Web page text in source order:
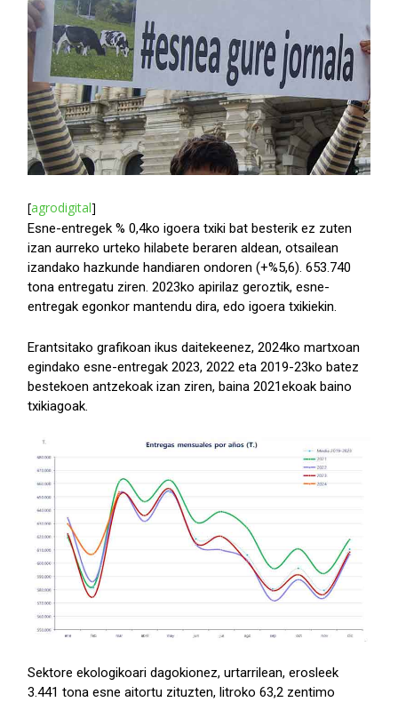
[agrodigital]
Esne-entregek % 0,4ko igoera txiki bat besterik ez zuten
izan aurreko urteko hilabete beraren aldean, otsailean
izandako hazkunde handiaren ondoren (+%5,6). 653.740
tona entregatu ziren. 2023ko apirilaz geroztik, esne-
entregak egonkor mantendu dira, edo igoera txikiekin.
Erantsitako grafikoan ikus daitekeenez, 2024ko martxoan
egindako esne-entregak 2023, 2022 eta 2019-23ko batez
bestekoen antzekoak izan ziren, baina 2021ekoak baino
txikiagoak.
Sektore ekologikoari dagokionez, urtarrilean, erosleek
3.441 tona esne aitortu zituzten, litroko 63,2 zentimo